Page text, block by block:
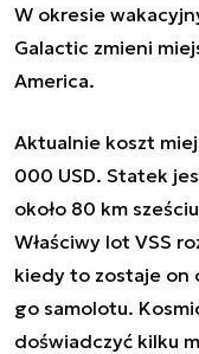
W okresie
Galactic zmieni
America.
Aktualnie koszt
000 USD. Statek
około 80 km
Właściwy lot VSS
kiedy to zostaje on
go samolotu.
doświadczyć kilku